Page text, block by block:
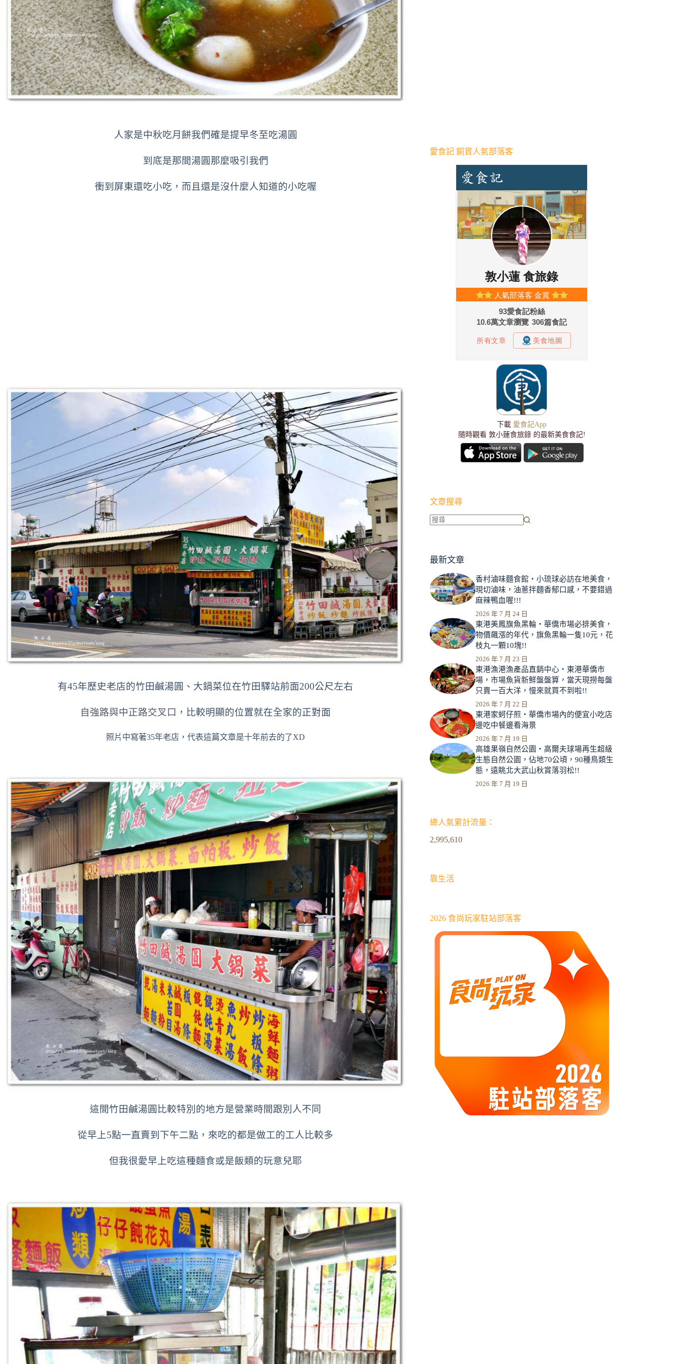
人家是中秋吃月餅我們確是提早冬至吃湯圓
到底是那間湯圓那麼吸引我們
衝到屏東還吃小吃，而且還是沒什麼人知道的小吃喔
有45年歷史老店的竹田鹹湯圓、大鍋菜位在竹田驛站前面200公尺左右
自強路與中正路交叉口， 比較明顯的位置就在全家的正對面
照片中寫著35年老店，代表這篇文章是十年前去的了XD
這間竹田鹹湯圓比較特別的地方是營業時間跟別人不同
從早上5點一直賣到下午二點， 來吃的都是做工的工人比較多
但我很愛早上吃這種麵食或是飯類的玩意兒耶
愛食記 銅賞人氣部落客
下載 愛食記App
隨時觀看 敦小蓮食旅錄 的最新美食食記!
文章搜尋
到
合
條
結
果
最新文章
香村滷味麵食館‧小琉球必訪在地美食，
現切滷味，油蔥拌麵香郁口感，不要錯過
麻辣鴨血喔!!!
2026 年 7 月 24 日
東港美鳳旗魚黑輪‧華僑市場必排美食，
物價飆漲的年代，旗魚黑輪一隻10元，花
枝丸一顆10塊!!
2026 年 7 月 23 日
東港漁港漁產品直銷中心‧東港華僑市
場，市場魚貨新鮮盤盤算，當天現撈每盤
只賣一百大洋，慢來就買不到啦!!
2026 年 7 月 22 日
東港家蚵仔煎‧華僑市場內的便宜小吃店
邊吃中餐邊看海景
2026 年 7 月 19 日
高雄果嶺自然公園‧高爾夫球場再生超級
生態自然公園，佔地70公頃，90種鳥類生
態，遠眺北大武山秋賞落羽松!!
2026 年 7 月 19 日
總人氣累計流量：
2,995,610
靠生活
2026 食尚玩家駐站部落客